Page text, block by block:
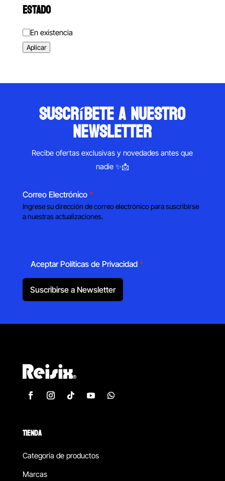
ESTADO
Estado
En existencia
Aplicar
suscríbete a nuestro
newsletter
Recibe ofertas exclusivas y novedades antes que
nadie ✨📩
Correo Electrónico *
Ingrese su dirección de correo electrónico para suscribirse
a nuestras actualizaciones.
Aceptar Políticas de Privacidad *
Suscribirse a Newsletter
TIENDA
Categoría de productos
Marcas